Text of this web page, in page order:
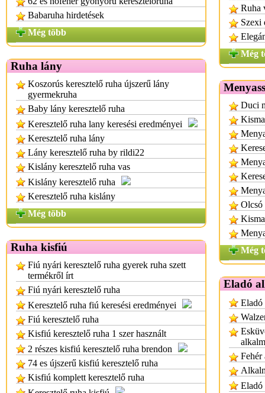
Babaruha hirdetések
Még több
Ruha lány
Koszorús keresztelő ruha újszerű lány
gyermekruha
Baby lány keresztelő ruha
Keresztelő ruha lany keresési eredményei
Keresztelő ruha lány
Lány keresztelő ruha by rildi22
Kislány keresztelő ruha vas
Kislány keresztelő ruha
Keresztelő ruha kislány
Még több
Ruha kisfiú
Fiú nyári keresztelő ruha gyerek ruha szett
termékről írt
Fiú nyári keresztelő ruha
Keresztelő ruha fiú keresési eredményei
Fiú keresztelő ruha
Kisfiú keresztelő ruha 1 szer használt
2 részes kisfiú keresztelő ruha brendon
74 es újszerű kisfiú keresztelő ruha
Kisfiú komplett keresztelő ruha
Ruha
Szexi
Még
Duci
Olcsó
Még
Eladó
Eladó
Fehér
Eladó